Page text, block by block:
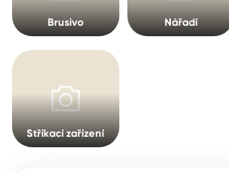
Pro akcionáře O
Kontakty
Česko
Spreje
Brusivo Nářadí
Stříkací zařízení